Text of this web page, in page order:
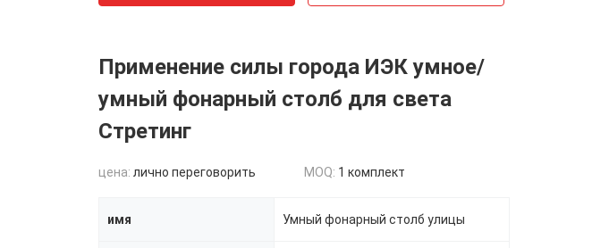
Применение силы города ИЭК умное/
умный фонарный столб для света
Стретинг
цена: лично переговорить MOQ: 1 комплект
имя Умный фонарный столб улицы